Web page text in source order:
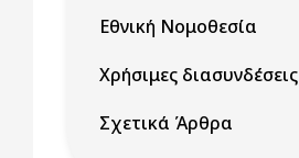
Εθνική Νομοθεσία
Χρήσιμες διασυνδέσεις
Σχετικά Άρθρα